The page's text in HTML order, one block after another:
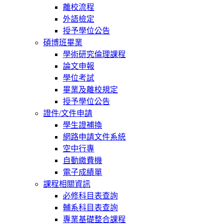
離校流程
外語檢定
授予學位公告
碩博班畢業
學術研究倫理課程
論文申報
學位考試
畢業及離校規定
授予學位公告
證件/文件申請
學生證補換
網路申請文件系統
空中行專
自動繳費機
電子成績單
課程相關資訊
必修科目表查詢
輔系科目表查詢
專業基礎整合課程